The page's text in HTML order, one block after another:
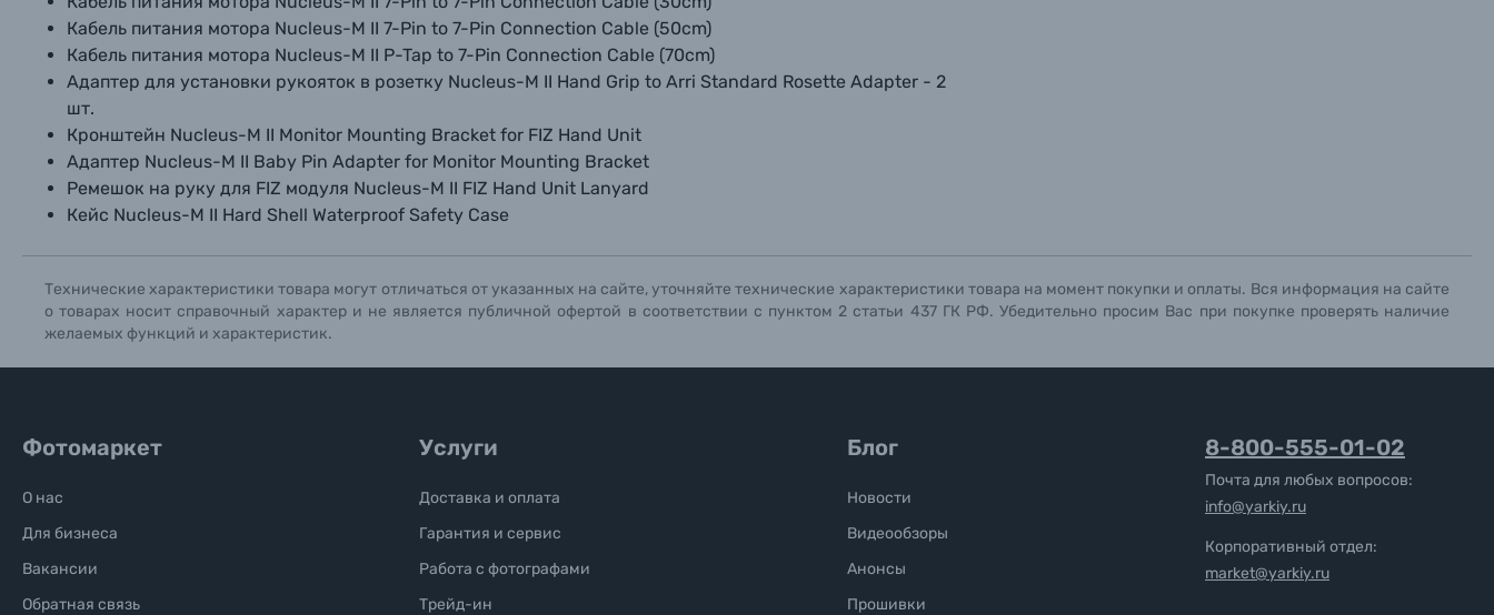
Кабель питания мотора Nucleus-M II 7-Pin to 7-Pin Connection Cable (50cm)
Кабель питания мотора Nucleus-M II P-Tap to 7-Pin Connection Cable (70cm)
Адаптер для установки рукояток в розетку Nucleus-M II Hand Grip to Arri Standard Rosette Adapter - 2
шт.
Кронштейн Nucleus-M II Monitor Mounting Bracket for FIZ Hand Unit
Адаптер Nucleus-M II Baby Pin Adapter for Monitor Mounting Bracket
Ремешок на руку для FIZ модуля Nucleus-M II FIZ Hand Unit Lanyard
Кейс Nucleus-M II Hard Shell Waterproof Safety Case
Технические характеристики товара могут отличаться от указанных на сайте, уточняйте технические характеристики товара на момент покупки и оплаты. Вся информация на сайте
о товарах носит справочный характер и не является публичной офертой в соответствии с пунктом 2 статьи 437 ГК РФ. Убедительно просим Вас при покупке проверять наличие
желаемых функций и характеристик.
Фотомаркет
О нас
Для бизнеса
Вакансии
Обратная связь
Услуги
Доставка и оплата
Гарантия и сервис
Работа с фотографами
Трейд-ин
Блог
Новости
Видеообзоры
Анонсы
Прошивки
8-800-555-01-02
Почта для любых вопросов:
info@yarkiy.ru
Корпоративный отдел:
market@yarkiy.ru